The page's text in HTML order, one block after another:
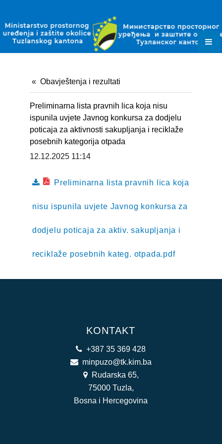
Obavještenja i rezultati
Preliminarna lista pravnih lica koja nisu
ispunila uvjete Javnog konkursa za dodjelu
poticaja za aktivnosti sakupljanja i reciklaže
posebnih kategorija otpada
12.12.2025 11:14
Preliminarna lista pravnih lica koja
nisu ispunila uvjete Javnog konkursa za
dodjelu poticaja za aktiv. sakupljanja i
reciklaže posebnih kateg. otpada.pdf
KONTAKT
+387 35 369 428
minpuzo@tk.kim.ba
Rudarska 65,
75000 Tuzla,
Bosna i Hercegovina
PODZAKONSKI AKTI
JAVNE NABAVKE
OKOLIŠNE DOZVOLE
DOZVOLE ZA OTPAD
KONTAKT